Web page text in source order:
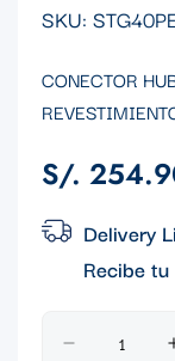
SKU:
CONECTOR
Precio
S/.
Delivery
Recibe